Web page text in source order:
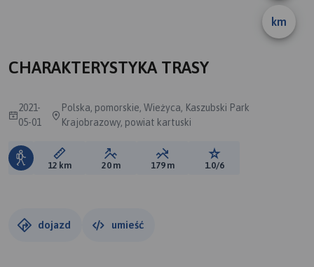
km
CHARAKTERYSTYKA TRASY
2021-
05-01
Polska, pomorskie, Wieżyca, Kaszubski Park
Krajobrazowy, powiat kartuski
Długość trasy:
12 km Suma przewyższeń:
20 m Suma spadków:
179 m Ocena trasy:
1.0/6
dojazd umieść